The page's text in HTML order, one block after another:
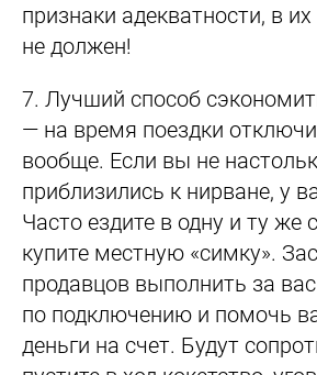
признаки адекватности, в
не должен!
7. Лучший способ
— на время поездки
вообще. Если вы не
приблизились к нирване, у
Часто ездите в одну и ту же
купите местную «симку».
продавцов выполнить за
по подключению и помочь
деньги на счет. Будут